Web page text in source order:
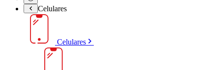
Celulares
Celulares